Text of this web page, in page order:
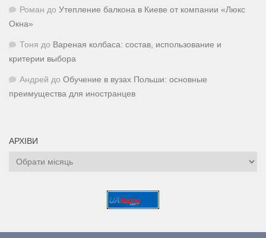
Роман до Утепление балкона в Киеве от компании «Люкс
Окна»
Тоня до Вареная колбаса: состав, использование и
критерии выбора
Андрей до Обучение в вузах Польши: основные
преимущества для иностранцев
АРХІВИ
Архіви